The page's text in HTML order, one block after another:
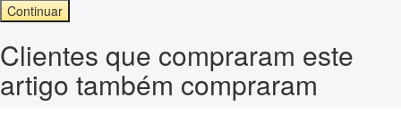
Continuar
Clientes que compraram este
artigo também compraram